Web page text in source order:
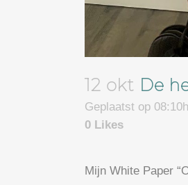
12 okt De
Geplaatst op 08:10h
0 Likes
Mijn White Paper